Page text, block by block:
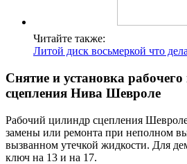
Читайте также:
Литой диск восьмеркой что
Снятие и установка
сцепления Нива Шевроле
Рабочий цилиндр сцепления
замены или ремонта при неполном
вызванном утечкой жидкости. Для
ключ на 13 и на 17.